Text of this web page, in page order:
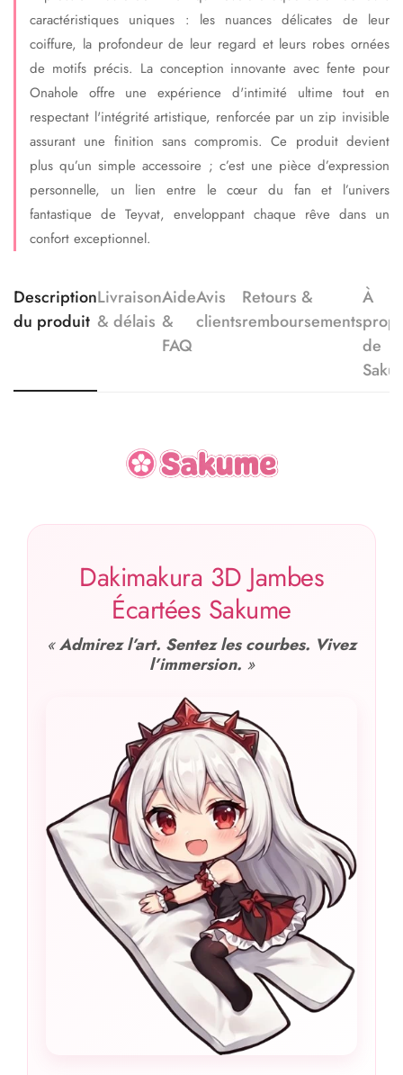
caractéristiques uniques : les nuances délicates de leur
coiffure, la profondeur de leur regard et leurs robes ornées
de motifs précis. La conception innovante avec fente pour
Onahole offre une expérience d'intimité ultime tout en
respectant l'intégrité artistique, renforcée par un zip invisible
assurant une finition sans compromis. Ce produit devient
plus qu’un simple accessoire ; c’est une pièce d’expression
personnelle, un lien entre le cœur du fan et l’univers
fantastique de Teyvat, enveloppant chaque rêve dans un
confort exceptionnel.
Description
du produit
Livraison
& délais
Aide
&
FAQ
Avis
clients
Retours &
remboursements
À
de
Dakimakura 3D Jambes
Écartées Sakume
«Admirez l’art. Sentez les courbes. Vivez
l’immersion. »